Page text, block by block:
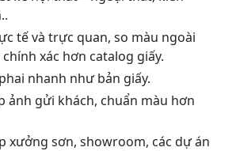
tế và trực quan, so màu ngoài
xác hơn catalog giấy.
nhanh như bản giấy.
ảnh gửi khách, chuẩn màu hơn
xưởng sơn, showroom, các dự án